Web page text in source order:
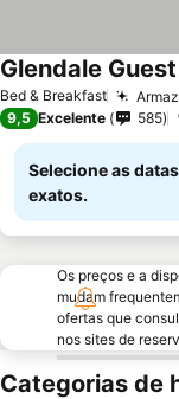
Bed & Breakfast
Glendale
9,5 Excelente 585
Selecione as
exatos.
Os preços e a
mudam
ofertas que
nos sites de
Categorias de